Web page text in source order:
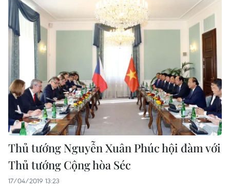
Thủ tướng Nguyễn Xuân Phúc hội đàm với
Thủ tướng Cộng hòa Séc
17/04/2019 13:23